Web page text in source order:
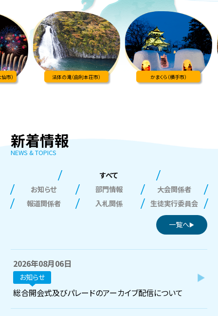
市） 法体の滝（由利本荘市） かまくら（横手市）
新着情報
NEWS & TOPICS
すべて
お知らせ
部門情報
大会関係者
報道関係者
入札関係 生徒実行委員会
一覧へ
2026年08月06日
お知らせ
総合開会式及びパレードのアーカイブ配信について